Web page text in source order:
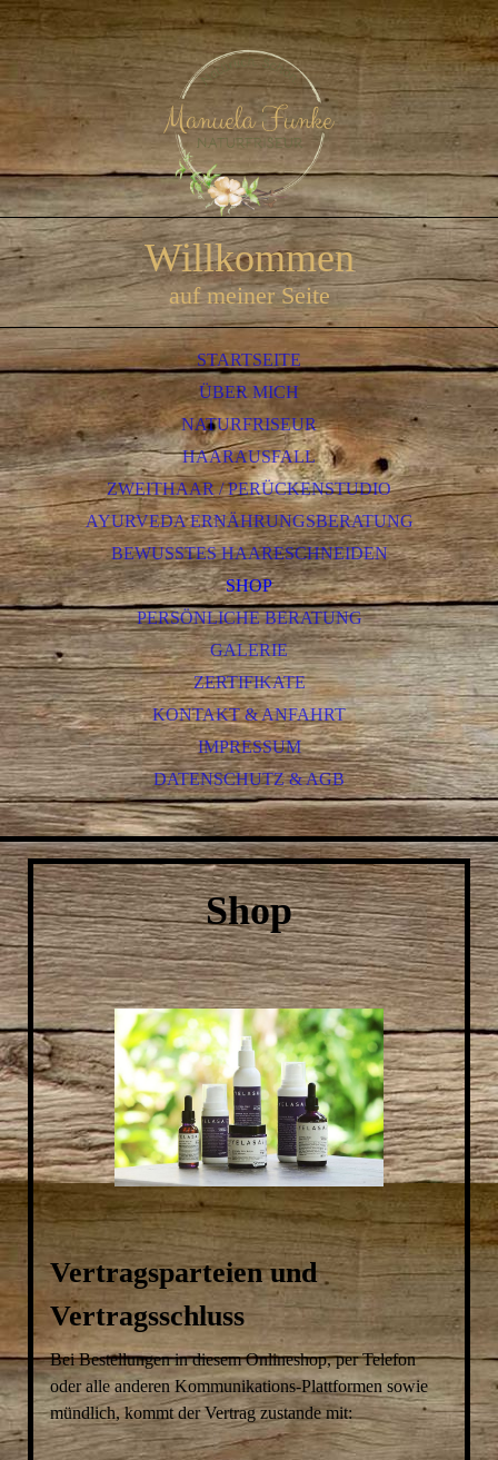
Willkommen
auf meiner Seite
STARTSEITE
ÜBER MICH
NATURFRISEUR
HAARAUSFALL
ZWEITHAAR / PERÜCKENSTUDIO
AYURVEDA ERNÄHRUNGSBERATUNG
BEWUSSTES HAARESCHNEIDEN
SHOP
PERSÖNLICHE BERATUNG
GALERIE
ZERTIFIKATE
KONTAKT & ANFAHRT
IMPRESSUM
DATENSCHUTZ & AGB
Shop
Vertragsparteien und
Vertragsschluss
Bei Bestellungen in diesem Onlineshop, per Telefon
oder alle anderen Kommunikations-Plattformen sowie
mündlich, kommt der Vertrag zustande mit: